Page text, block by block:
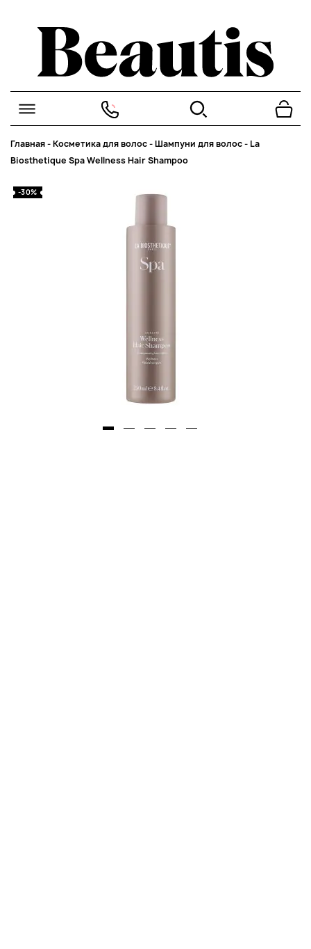
Главная-Косметика для волос-Шампуни для волос- La
Biosthetique Spa Wellness Hair Shampoo
-30%